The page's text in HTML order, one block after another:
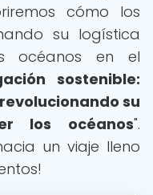
cómo los
su logística
océanos en el
sostenible:
su
los océanos".
un viaje lleno